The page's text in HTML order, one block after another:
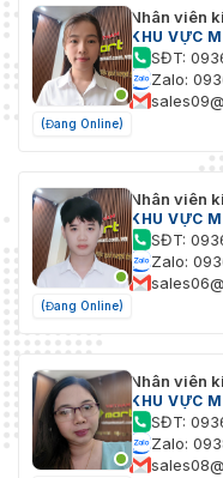
(Đang Online)
Nhân viên
KHU VỰC
SĐT:
Zalo:
(Đang Online)
Nhân viên
KHU VỰC
SĐT:
Zalo:
Nhân viên
KHU VỰC
SĐT:
Zalo: